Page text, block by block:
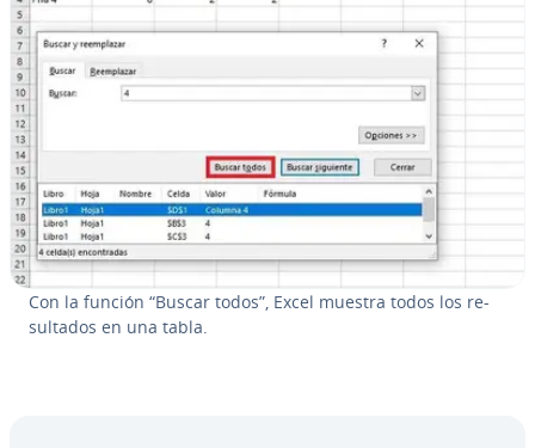
Con la función “Buscar todos”, Excel muestra todos los re­
su­l­ta­dos en una tabla.